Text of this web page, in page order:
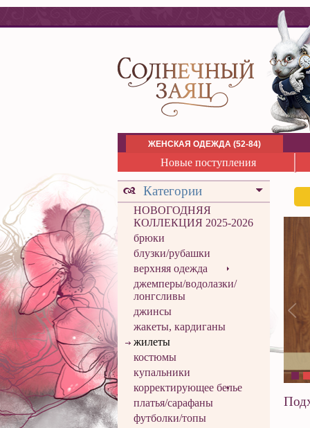
ЖЕНСКАЯ ОДЕЖДА (52-84)
Новые поступления
Категории
НОВОГОДНЯЯ
КОЛЛЕКЦИЯ 2025-2026
брюки
блузки/рубашки
верхняя одежда
джемперы/водолазки/
лонгсливы
джинсы
жакеты, кардиганы
жилеты
костюмы
купальники
корректирующее белье
платья/сарафаны
футболки/топы